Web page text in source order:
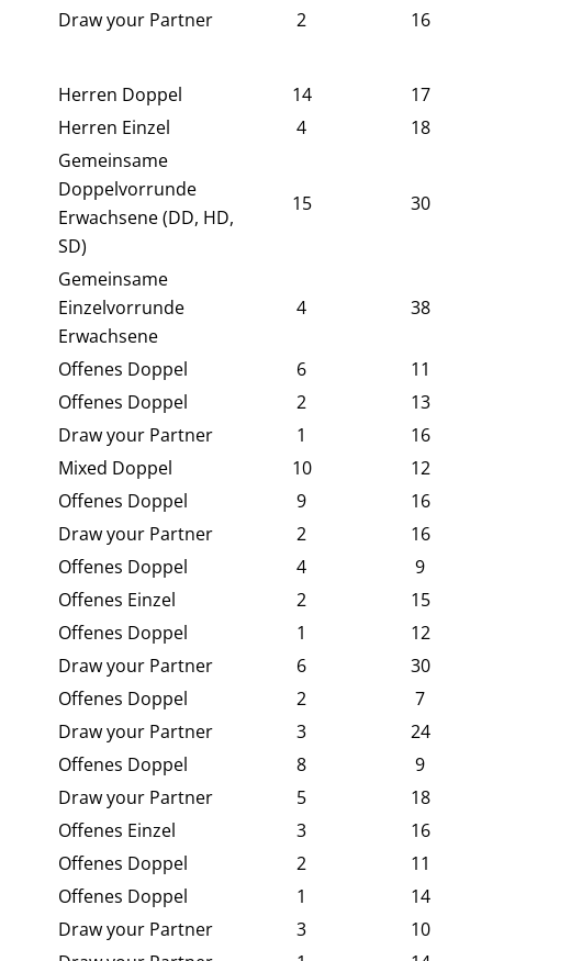
Draw your Partner 2 16
Herren Doppel 14
17
Herren Einzel 4 18
Gemeinsame
Doppelvorrunde
Erwachsene (DD, HD,
SD)
15 30
Gemeinsame
Einzelvorrunde
Erwachsene
4 38
Offenes Doppel 6
11
Offenes Doppel 2
13
Draw your Partner 1
16
Mixed Doppel 10
12
Offenes Doppel 9
16
Draw your Partner 2
16
Offenes Doppel 4
9
Offenes Einzel 2
15
Offenes Doppel 1
12
Draw your Partner 6
30
Offenes Doppel 2
7
Draw your Partner 3
24
Offenes Doppel 8
9
Draw your Partner 5
18
Offenes Einzel 3
16
Offenes Doppel 2
11
Offenes Doppel 1
14
Draw your Partner 3
10